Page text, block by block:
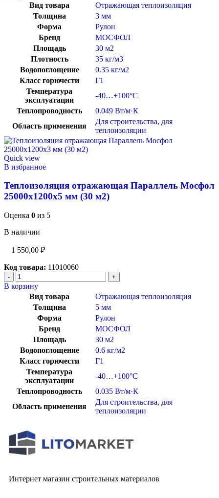
Вид товара
Отражающая теплоизоляция
Толщина
3 мм
Форма
Рулон
Бренд
МОСФОЛ
Площадь
30 м2
Плотность
35 кг/м3
Водопоглощение
0.35 кг/м2
Класс горючести
Г1
Температура
эксплуатации
-40…+100°C
Теплопроводность
0.049 Вт/м·К
Область применения
Для строительства, для
теплоизоляции
Quick view
В избранное
Теплоизоляция отражающая Параллель Мосфол
25000х1200х5 мм (30 м2)
Оценка 0 из 5
В наличии
1 550,00 ₽
Код товара: 11010060
В корзину
Вид товара
Отражающая теплоизоляция
Толщина
5 мм
Форма
Рулон
Бренд
МОСФОЛ
Площадь
30 м2
Водопоглощение
0.6 кг/м2
Класс горючести
Г1
Температура
эксплуатации
-40…+100°C
Теплопроводность
0.035 Вт/м·К
Область применения
Для строительства, для
теплоизоляции
Интернет магазин строительных материалов